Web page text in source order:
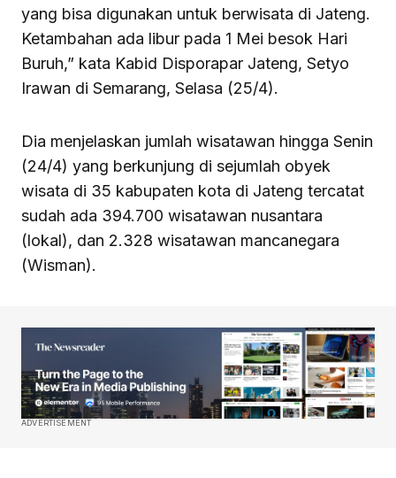
yang bisa digunakan untuk berwisata di Jateng.
Ketambahan ada libur pada 1 Mei besok Hari
Buruh,” kata Kabid Disporapar Jateng, Setyo
Irawan di Semarang, Selasa (25/4).
Dia menjelaskan jumlah wisatawan hingga Senin
(24/4) yang berkunjung di sejumlah obyek
wisata di 35 kabupaten kota di Jateng tercatat
sudah ada 394.700 wisatawan nusantara
(lokal), dan 2.328 wisatawan mancanegara
(Wisman).
ADVERTISEMENT